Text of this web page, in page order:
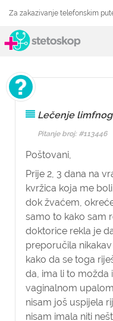
Za zakazivanje telefonskim
Lečenje
Pitanje broj: #113446
Poštovani,
Prije 2, 3 dana na
kvržica koja me
dok žvaćem,
samo to kako sam
doktorice rekla je
preporučila
kako da se toga
da, ima li to možda
vaginalnom
nisam još uspijela
nisam imala niti